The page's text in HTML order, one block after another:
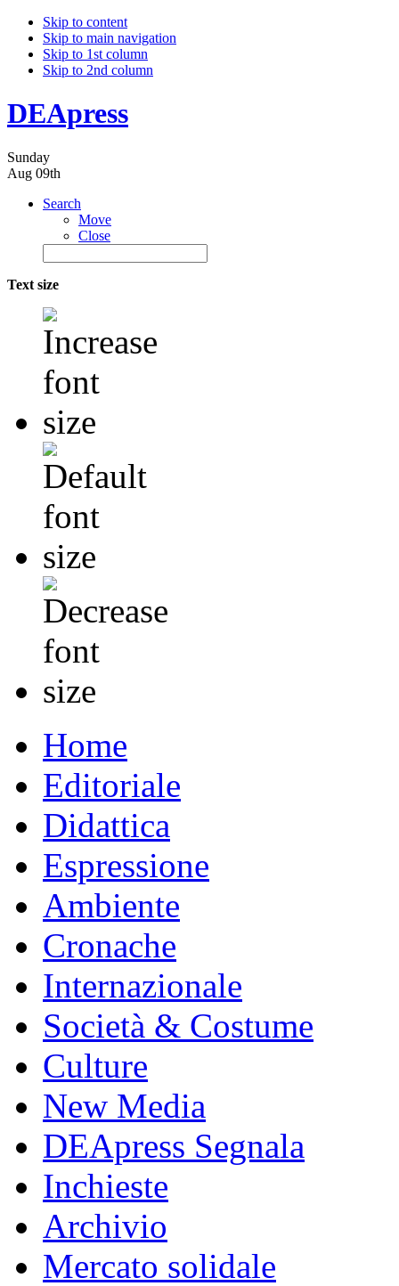
Skip to content
Skip to main navigation
Skip to 1st column
Skip to 2nd column
DEApress
Sunday
Aug 09th
Search
Move
Close
Text size
Home
Editoriale
Didattica
Espressione
Ambiente
Cronache
Internazionale
Società & Costume
Culture
New Media
DEApress Segnala
Inchieste
Archivio
Mercato solidale